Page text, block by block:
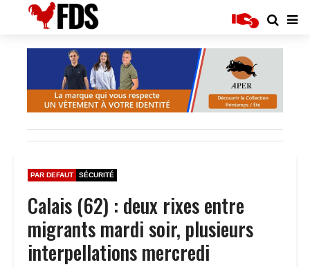
PAR DEFAUT SÉCURITÉ
Calais (62) : deux rixes entre
migrants mardi soir, plusieurs
interpellations mercredi